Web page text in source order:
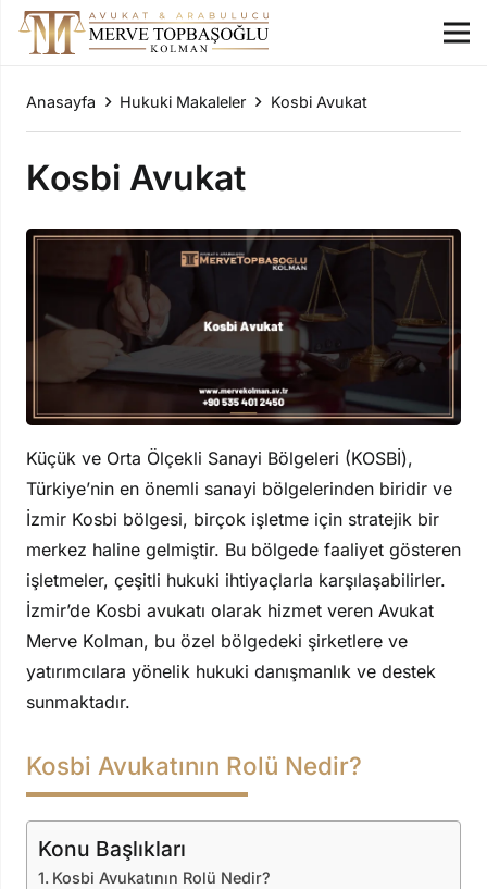
Anasayfa Hukuki Makaleler Kosbi Avukat
Kosbi Avukat
Küçük ve Orta Ölçekli Sanayi Bölgeleri (KOSBİ),
Türkiye’nin en önemli sanayi bölgelerinden biridir ve
İzmir Kosbi bölgesi, birçok işletme için stratejik bir
merkez haline gelmiştir. Bu bölgede faaliyet gösteren
işletmeler, çeşitli hukuki ihtiyaçlarla karşılaşabilirler.
İzmir’de Kosbi avukatı olarak hizmet veren Avukat
Merve Kolman, bu özel bölgedeki şirketlere ve
yatırımcılara yönelik hukuki danışmanlık ve destek
sunmaktadır.
Kosbi Avukatının Rolü Nedir?
Konu Başlıkları
Kosbi Avukatının Rolü Nedir?